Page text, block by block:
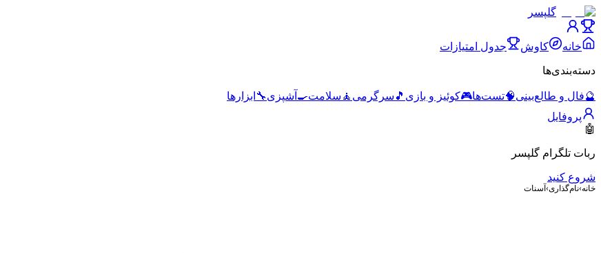
گلپسر
خانه کاوش جدول امتیازات
دسته‌بندی‌ها
🔮فال و طالع‌بینی🧠تست‌ها🎮کوئیز و بازی 🎵 سرگرمی 🧘 سلامت🍳 آشپزی🔧 ابزارها
پروفایل
🤖
ربات تلگرام گلپسر
شروع کنید
خانه›نام‌گذاری› آسنات